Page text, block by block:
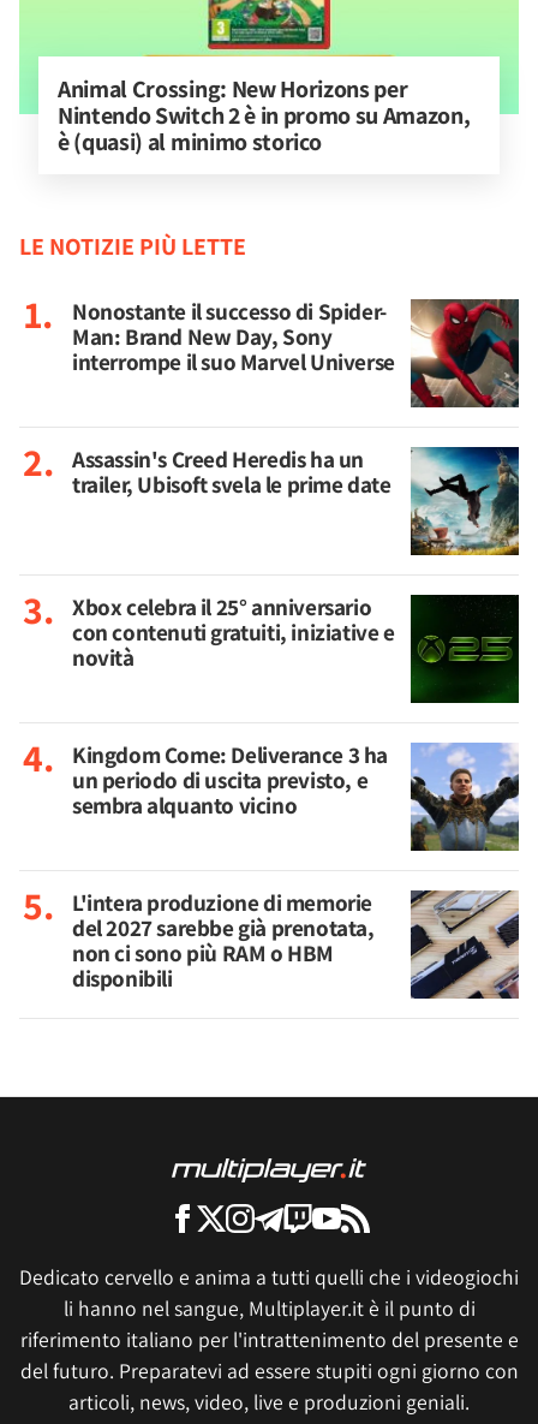
Animal Crossing: New Horizons per
Nintendo Switch 2 è in promo su Amazon,
è (quasi) al minimo storico
LE NOTIZIE PIÙ LETTE
Nonostante il successo di Spider-
Man: Brand New Day, Sony
interrompe il suo Marvel Universe
Assassin's Creed Heredis ha un
trailer, Ubisoft svela le prime date
Xbox celebra il 25° anniversario
con contenuti gratuiti, iniziative e
novità
Kingdom Come: Deliverance 3 ha
un periodo di uscita previsto, e
sembra alquanto vicino
L'intera produzione di memorie
del 2027 sarebbe già prenotata,
non ci sono più RAM o HBM
disponibili
Dedicato cervello e anima a tutti quelli che i videogiochi
li hanno nel sangue, Multiplayer.it è il punto di
riferimento italiano per l'intrattenimento del presente e
del futuro. Preparatevi ad essere stupiti ogni giorno con
articoli, news, video, live e produzioni geniali.